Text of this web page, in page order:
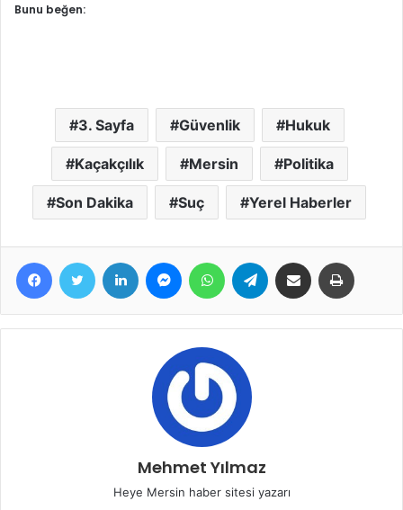
Bunu beğen:
3. Sayfa Güvenlik Hukuk
Kaçakçılık Mersin Politika
Son Dakika Suç Yerel Haberler
FacebookTwitter LinkedIn MessengerWhatsAppTelegram E-Posta ile paylaş
Mehmet Yılmaz
Heye Mersin haber sitesi yazarı